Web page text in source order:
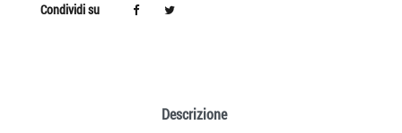
Condividi su
Descrizione